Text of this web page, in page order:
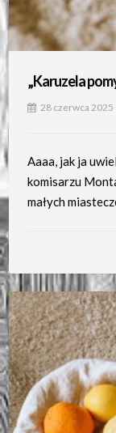
„Karuzela
28 czerwca 2025
Aaaa, jak ja
komisarzu
małych